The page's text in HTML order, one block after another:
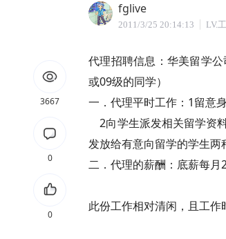
fglive
2011/3/25 20:14:13 LV.
代理招聘信息：华美留学
或09级的同学）
一．代理平时工作：1留意
2向学生派发相关留学资
发放给有意向留学的学生
二．代理的薪酬：底薪每月
此份工作相对清闲，且工作
3667
0
0